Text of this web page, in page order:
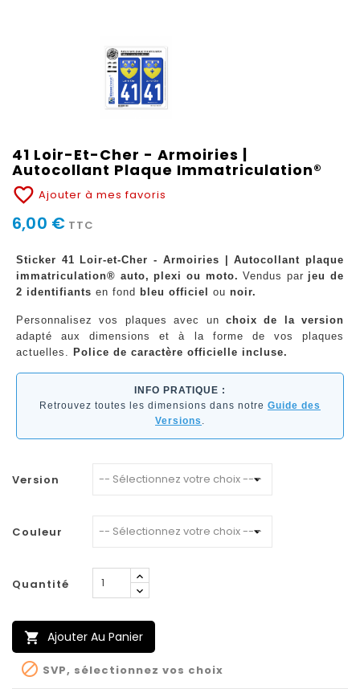
41 Loir-Et-Cher - Armoiries |
Autocollant Plaque Immatriculation®
favorite_border Ajouter à mes favoris
6,00 € TTC
Sticker 41 Loir-et-Cher - Armoiries | Autocollant plaque
immatriculation® auto, plexi ou moto. Vendus par jeu de
2 identifiants en fond bleu officiel ou noir.
Personnalisez vos plaques avec un choix de la version
adapté aux dimensions et à la forme de vos plaques
actuelles. Police de caractère officielle incluse.
INFO PRATIQUE :
Retrouvez toutes les dimensions dans notre Guide des
Versions .
Version
Couleur
Quantité
 Ajouter Au Panier
 SVP, sélectionnez vos choix